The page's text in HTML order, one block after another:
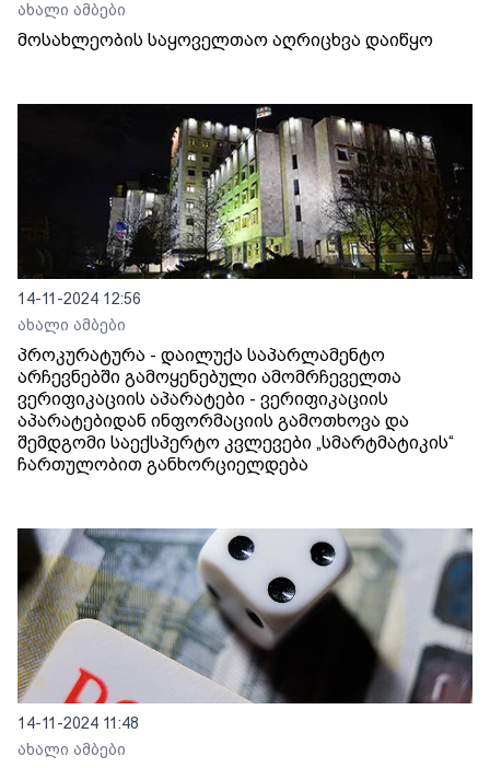
ახალი ამბები
მოსახლეობის საყოველთაო აღრიცხვა დაიწყო
14-11-2024 12:56
ახალი ამბები
პროკურატურა - დაილუქა საპარლამენტო
არჩევნებში გამოყენებული ამომრჩეველთა
ვერიფიკაციის აპარატები - ვერიფიკაციის
აპარატებიდან ინფორმაციის გამოთხოვა და
შემდგომი საექსპერტო კვლევები „სმარტმატიკის“
ჩართულობით განხორციელდება
14-11-2024 11:48
ახალი ამბები